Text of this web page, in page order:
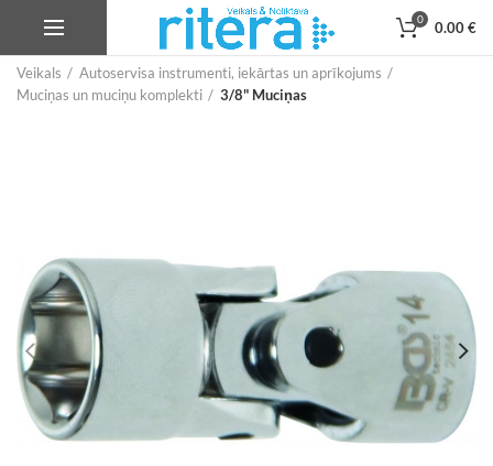
0 0.00€
Veikals
Autoservisa instrumenti, iekārtas un aprīkojums
Muciņas un muciņu komplekti
3/8" Muciņas